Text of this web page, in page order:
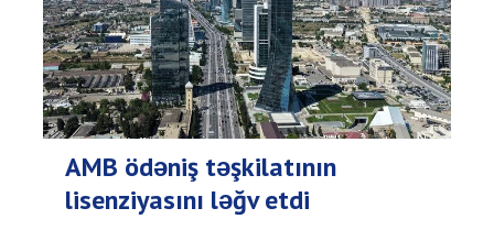
AMB ödəniş təşkilatının
lisenziyasını ləğv etdi